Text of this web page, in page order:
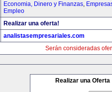
Economia, Dinero y Finanzas,
Empleo
Realizar una oferta!
analistasempresariales.com
Serán consideradas
Realizar una Oferta